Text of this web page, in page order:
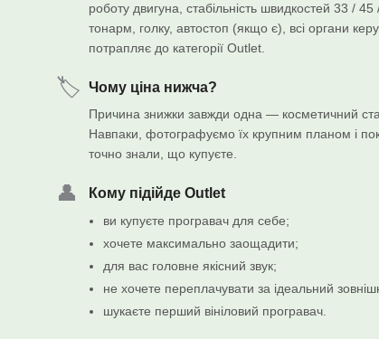
роботу двигуна, стабільність швидкостей 33 /
тонарм, голку, автостоп (якщо є), всі органи
потрапляє до категорії Outlet.
🏷️ Чому ціна нижча?
Причина знижки завжди одна — косметичний
Навпаки, фотографуємо їх крупним планом і
точно знали, що купуєте.
👤 Кому підійде Outlet
ви купуєте програвач для себе;
хочете максимально заощадити;
для вас головне якісний звук;
не хочете переплачувати за ідеальний
шукаєте перший вініловий програвач.